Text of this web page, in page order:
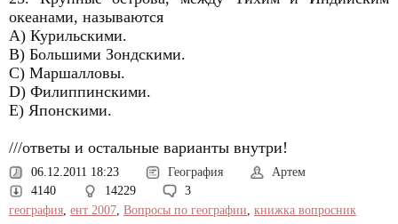
океанами, называются
A) Курильскими.
B) Большими Зондскими.
C) Маршалловы.
D) Филиппинскими.
E) Японскими.
///ответы и остальные варианты внутри!
06.12.2011 18:23 География
Артем
4140
14229
3
география, ент 2007, Вопросы по географии, книжка вопросник